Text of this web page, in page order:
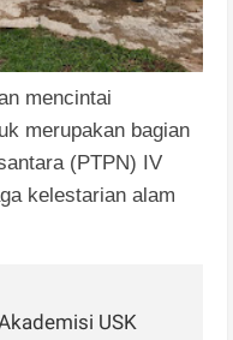
mencintai
merupakan bagian
(PTPN) IV
kelestarian alam
USK